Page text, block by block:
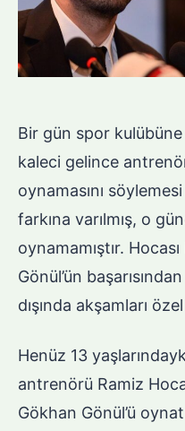
Bir gün spor
kaleci gelince
oynamasını
farkına varılmış, o
oynamamıştır.
Gönül’ün
dışında akşamları
Henüz 13
antrenörü Ramiz
Gökhan Gönül’ü